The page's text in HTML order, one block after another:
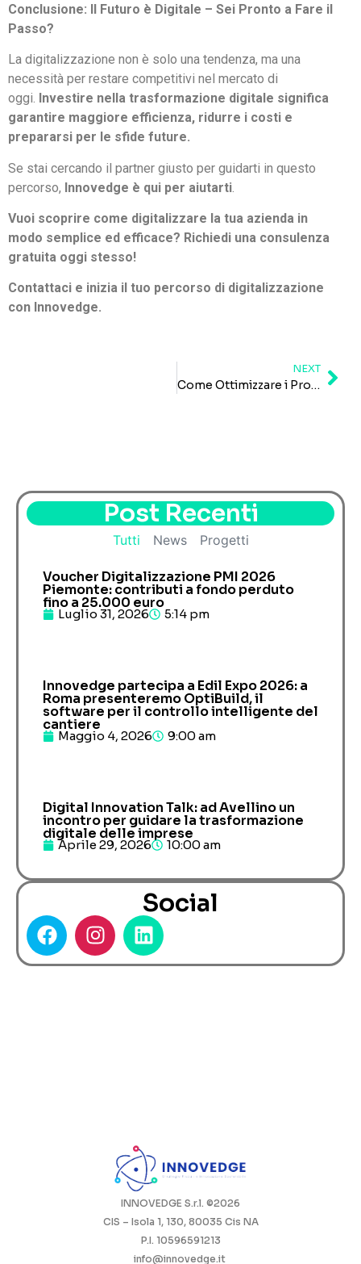
Conclusione: Il Futuro è Digitale – Sei Pronto a Fare il
Passo?
La digitalizzazione non è solo una tendenza, ma una
necessità per restare competitivi nel mercato di
oggi. Investire nella trasformazione digitale significa
garantire maggiore efficienza, ridurre i costi e
prepararsi per le sfide future.
Se stai cercando il partner giusto per guidarti in questo
percorso, Innovedge è qui per aiutarti
Vuoi scoprire come digitalizzare la tua azienda in
modo semplice ed efficace? Richiedi una consulenza
gratuita oggi stesso!
Contattaci e inizia il tuo percorso di digitalizzazione
con Innovedge.
NEXT
Come Ottimizzare i Processi Aziendali e Aumentare la Produttività
Post Recenti
News Progetti
Tutti
Voucher Digitalizzazione PMI 2026
Piemonte: contributi a fondo perduto
fino a 25.000 euro
Luglio 31, 2026 5:14 pm
Innovedge partecipa a Edil Expo 2026: a
Roma presenteremo OptiBuild, il
software per il controllo intelligente del
cantiere
Maggio 4, 2026 9:00 am
Digital Innovation Talk: ad Avellino un
incontro per guidare la trasformazione
digitale delle imprese
Aprile 29, 2026 10:00 am
Social
INNOVEDGE S.r.l. ©2026
CIS – Isola 1, 130, 80035 Cis NA
P.I. 10596591213
info@innovedge.it